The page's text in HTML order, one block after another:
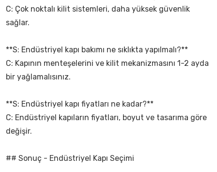
C: Çok noktalı kilit sistemleri, daha yüksek güvenlik
sağlar.
**S: Endüstriyel kapı bakımı ne sıklıkta yapılmalı?**
C: Kapının menteşelerini ve kilit mekanizmasını 1-2 ayda
bir yağlamalısınız.
**S: Endüstriyel kapı fiyatları ne kadar?**
C: Endüstriyel kapıların fiyatları, boyut ve tasarıma göre
değişir.
## Sonuç - Endüstriyel Kapı Seçimi